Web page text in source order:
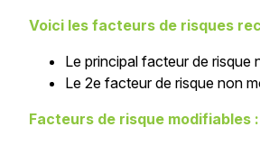
Voici les facteurs de risques
Le principal facteur de risque
Le 2e facteur de risque non
Facteurs de risque modifiables :